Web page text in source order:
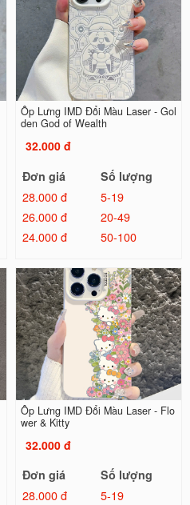
Ốp Lưng IMD Đổi Màu Laser - Gol
den God of Wealth
32.000 đ
Đơn giá
Số lượng
28.000 đ
5-19
26.000 đ
20-49
24.000 đ
50-100
Ốp Lưng IMD Đổi Màu Laser - Flo
wer & Kitty
32.000 đ
Đơn giá
Số lượng
28.000 đ
5-19